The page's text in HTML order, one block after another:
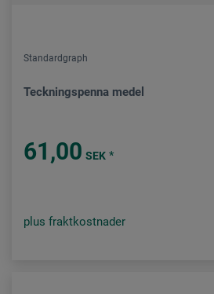
Standardgraph
Teckningspenna medel
61,00 SEK *
plus fraktkostnader